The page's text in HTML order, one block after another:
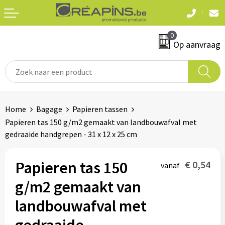
0
Op aanvraag
T-shirts
Sweaters en hoodies
Fleeces
Jassen
Hemden
Badtextiel & douche
Automerken
Eten & drinken
Waterflesjes
Schrijf & papierwaren
Home Bagage
Papieren tassen
Papieren tas 150 g/m2 gemaakt van landbouwafval met
gedraaide handgrepen - 31 x 12 x 25 cm
Papieren tas 150
g/m2 gemaakt van
landbouwafval met
vanaf € 0,54